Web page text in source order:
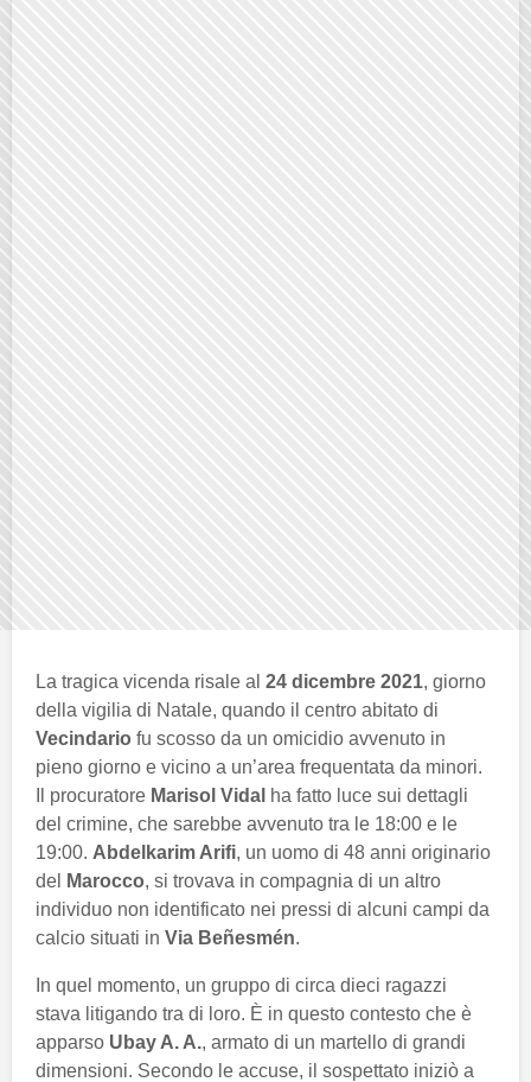
La tragica vicenda risale al 24 dicembre 2021, giorno
della vigilia di Natale, quando il centro abitato di
Vecindario fu scosso da un omicidio avvenuto in
pieno giorno e vicino a un’area frequentata da minori.
Il procuratore Marisol Vidal ha fatto luce sui dettagli
del crimine, che sarebbe avvenuto tra le 18:00 e le
19:00. Abdelkarim Arifi, un uomo di 48 anni originario
del
Marocco, si trovava in compagnia di un altro
individuo non identificato nei pressi di alcuni campi da
calcio situati in Via Beñesmén.
In quel momento, un gruppo di circa dieci ragazzi
stava litigando tra di loro. È in questo contesto che è
apparso Ubay A. A., armato di un martello di grandi
dimensioni. Secondo le accuse, il sospettato iniziò a